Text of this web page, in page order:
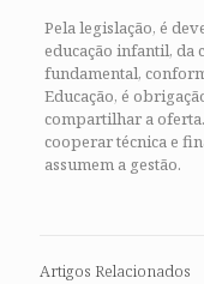
Pela legislação, é
educação infantil, da
fundamental,
Educação, é
compartilhar a
cooperar técnica e
assumem a gestão.
Artigos Relacionados